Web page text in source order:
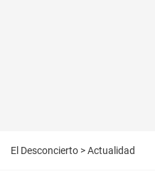
El Desconcierto >Actualidad